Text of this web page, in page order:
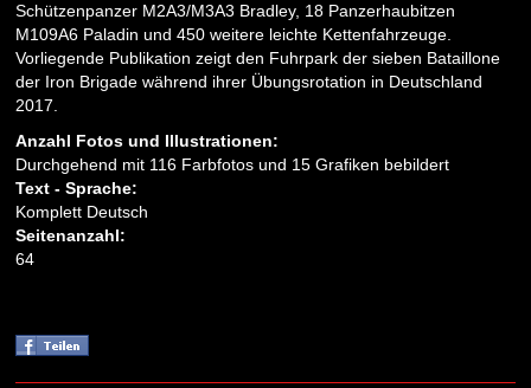
Schützenpanzer M2A3/M3A3 Bradley, 18 Panzerhaubitzen
M109A6 Paladin und 450 weitere leichte Kettenfahrzeuge.
Vorliegende Publikation zeigt den Fuhrpark der sieben Bataillone
der Iron Brigade während ihrer Übungsrotation in Deutschland
2017.
Anzahl Fotos und Illustrationen:
Durchgehend mit 116 Farbfotos und 15 Grafiken bebildert
Text - Sprache:
Komplett Deutsch
Seitenanzahl:
64